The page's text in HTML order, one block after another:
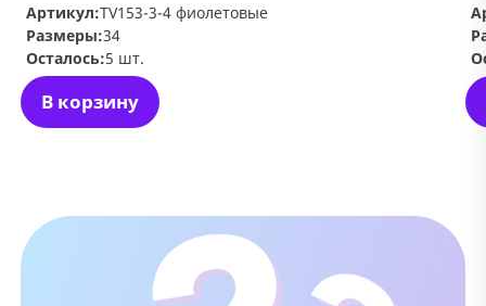
В корзину
Артикул:TV153-3-4 фиолетовые
Размеры:34
Осталось:5 шт.